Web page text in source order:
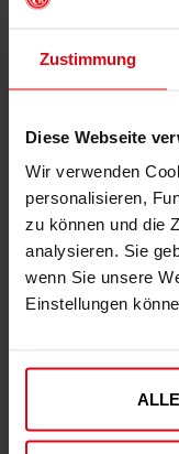
Zustimmung
Diese Webseite
Wir verwenden
personalisieren,
zu können und die
analysieren. Sie
wenn Sie unsere
Einstellungen
Fortuna x